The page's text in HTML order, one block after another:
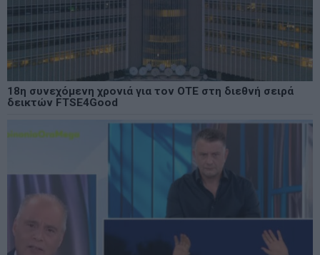
18η συνεχόμενη χρονιά για τον ΟΤΕ στη διεθνή σειρά
δεικτών FTSE4Good